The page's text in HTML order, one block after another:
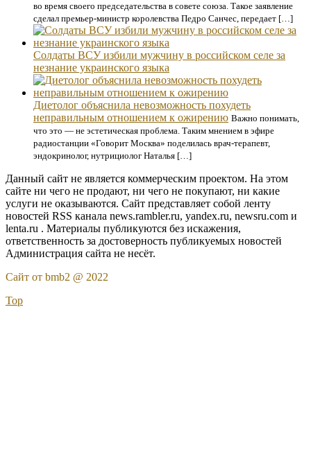
во время своего председательства в совете союза. Такое заявление
сделал премьер-министр королевства Педро Санчес, передает […]
Солдаты ВСУ избили мужчину в российском селе за
незнание украинского языка
Диетолог объяснила невозможность похудеть
неправильным отношением к ожирению Важно понимать,
что это — не эстетическая проблема. Таким мнением в эфире
радиостанции «Говорит Москва» поделилась врач-терапевт,
эндокринолог, нутрициолог Наталья […]
Данный сайт не является коммерческим проектом. На этом
сайте ни чего не продают, ни чего не покупают, ни какие
услуги не оказываются. Сайт представляет собой ленту
новостей RSS канала news.rambler.ru, yandex.ru, newsru.com и
lenta.ru . Материалы публикуются без искажения,
ответственность за достоверность публикуемых новостей
Администрация сайта не несёт.
Сайт от bmb2 @ 2022
Top